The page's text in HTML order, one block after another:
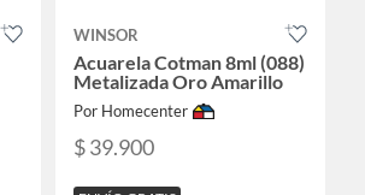
WINSOR
Acuarela Cotman 8ml (088)
Metalizada Oro Amarillo
Por Homecenter
$ 39.900